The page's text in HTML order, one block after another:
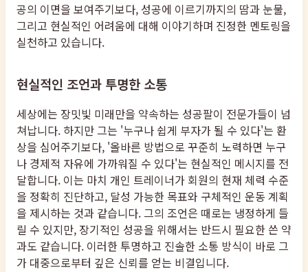
공의 이면을 보여주기보다, 성공에 이르기까지의 땀과 눈물,
그리고 현실적인 어려움에 대해 이야기하며 진정한 멘토링을
실천하고 있습니다.
현실적인 조언과 투명한 소통
세상에는 장밋빛 미래만을 약속하는 성공팔이 전문가들이 넘
쳐납니다. 하지만 그는 '누구나 쉽게 부자가 될 수 있다'는 환
상을 심어주기보다, '올바른 방법으로 꾸준히 노력하면 누구
나 경제적 자유에 가까워질 수 있다'는 현실적인 메시지를 전
달합니다. 이는 마치 개인 트레이너가 회원의 현재 체력 수준
을 정확히 진단하고, 달성 가능한 목표와 구체적인 운동 계획
을 제시하는 것과 같습니다. 그의 조언은 때로는 냉정하게 들
릴 수 있지만, 장기적인 성공을 위해서는 반드시 필요한 쓴 약
과도 같습니다. 이러한 투명하고 진솔한 소통 방식이 바로 그
가 대중으로부터 깊은 신뢰를 얻는 비결입니다.